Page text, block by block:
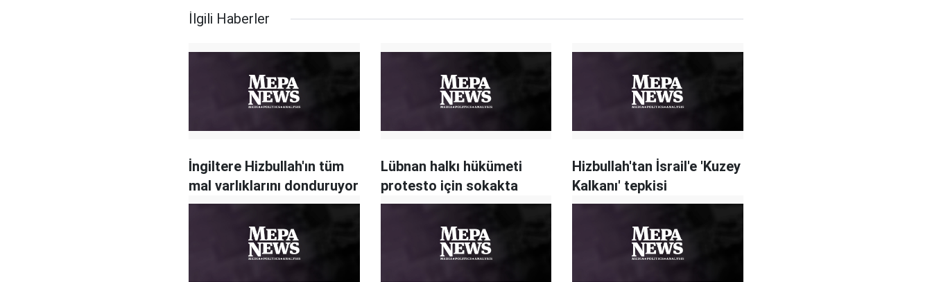
İlgili Haberler
İngiltere Hizbullah'ın tüm
mal varlıklarını donduruyor
Lübnan halkı hükümeti
protesto için sokakta
Hizbullah'tan İsrail'e 'Kuzey
Kalkanı' tepkisi